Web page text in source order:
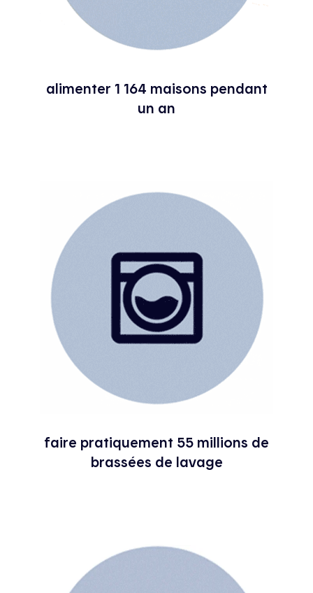
alimenter 1 164 maisons pendant
un an
faire pratiquement 55 millions de
brassées de lavage